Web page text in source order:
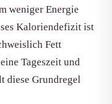
weniger Energie
Kaloriendefizit ist
Fett
Tageszeit und
diese Grundregel